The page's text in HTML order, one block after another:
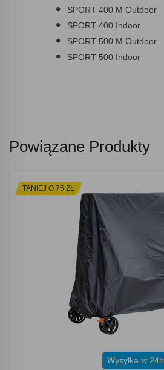
SPORT 400 M Outdoor
SPORT 400 Indoor
SPORT 500 M Outdoor
SPORT 500 Indoor
Powiązane Produkty
TANIEJ O 75 ZŁ
Wysyłka w 24h